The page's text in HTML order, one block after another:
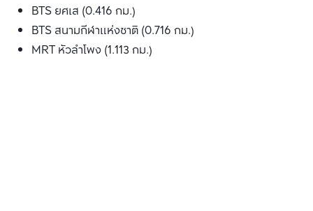
BTS ยศเส (0.416 กม.)
BTS สนามกีฬาแห่งชาติ (0.716 กม.)
MRT หัวลำโพง (1.113 กม.)